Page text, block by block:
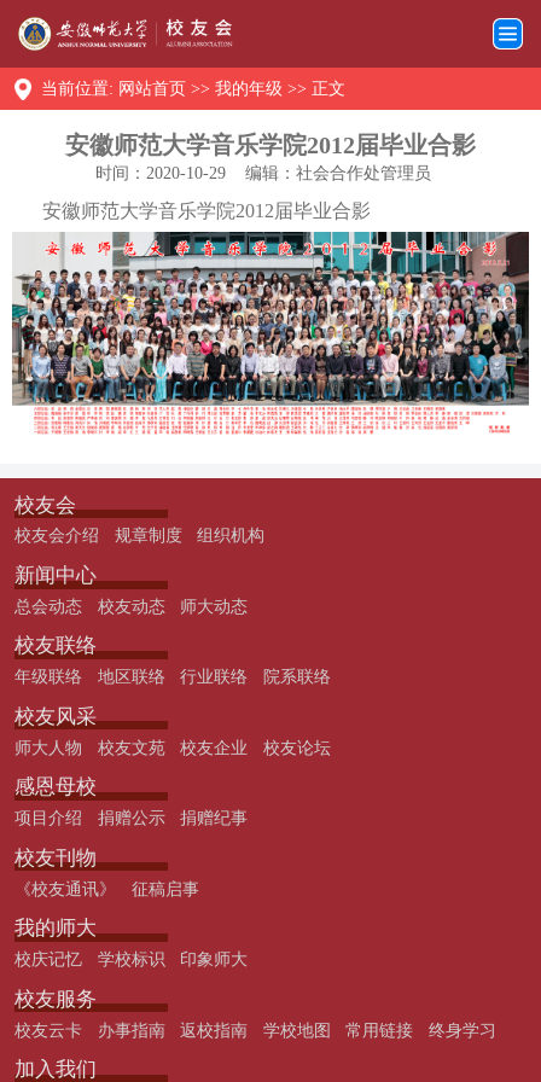
当前位置: 网站首页 >> 我的年级 >> 正文
安徽师范大学音乐学院2012届毕业合影
时间：2020-10-29 编辑：社会合作处管理员
安徽师范大学音乐学院2012届毕业合影
校友会
校友会介绍 规章制度 组织机构
新闻中心
总会动态 校友动态 师大动态
校友联络
年级联络 地区联络 行业联络 院系联络
校友风采
师大人物 校友文苑 校友企业 校友论坛
感恩母校
项目介绍 捐赠公示 捐赠纪事
校友刊物
《校友通讯》 征稿启事
我的师大
校庆记忆 学校标识 印象师大
校友服务
校友云卡 办事指南 返校指南 学校地图 常用链接 终身学习
加入我们